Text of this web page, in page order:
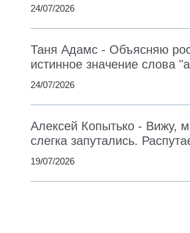
24/07/2026
Таня Адамс - Объясняю
истинное значение слова
24/07/2026
Алексей Копытько - Вижу,
слегка запутались.
19/07/2026